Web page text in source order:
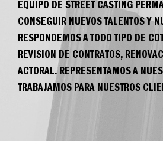
EQUIPO DE STREET CASTING
CONSEGUIR NUEVOS TALENTOS Y
RESPONDEMOS A TODO TIPO DE
REVISION DE CONTRATOS,
ACTORAL. REPRESENTAMOS A
TRABAJAMOS PARA NUESTROS